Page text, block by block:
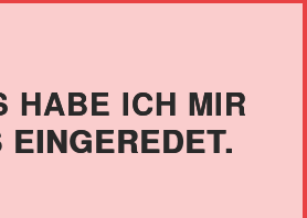
HABE ICH MIR